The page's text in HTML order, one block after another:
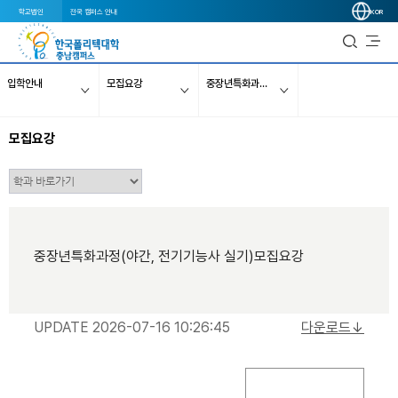
학교법인 전국 캠퍼스 안내 KOR
입학안내 모집요강 중장년특화과정(야간, 전기기능사 실기)
모집요강
중장년특화과정(야간, 전기기능사 실기)모집요강
다운로드↓
UPDATE 2026-07-16 10:26:45